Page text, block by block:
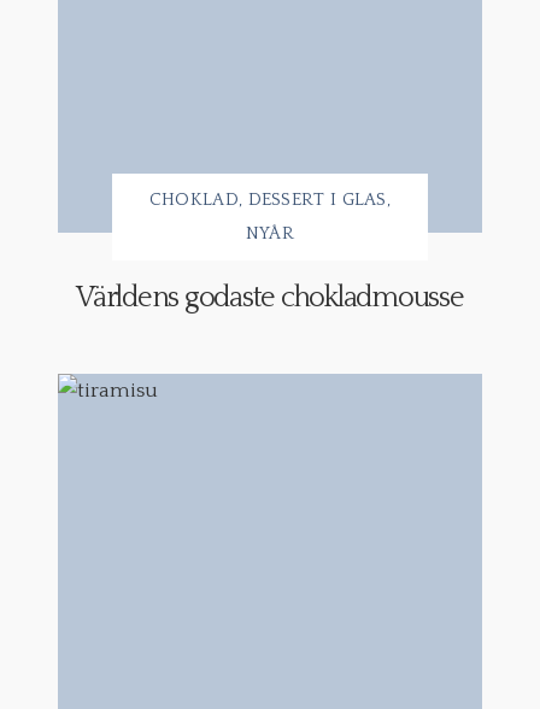
CHOKLAD DESSERT I GLAS
NYÅR
Världens godaste chokladmousse